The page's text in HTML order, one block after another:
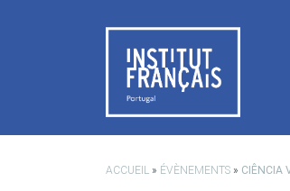
ACCUEIL » ÉVÈNEMENTS » CIÊNCIA